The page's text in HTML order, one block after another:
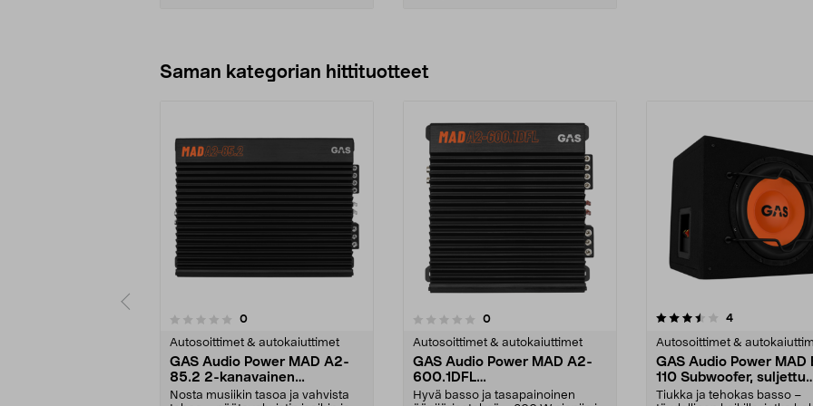
Saman kategorian hittituotteet
0arvostelut
Autosoittimet & autokaiuttimet
GAS Audio Power MAD A2-
85.2 2-kanavainen
päätevahvistin, 2 x 85 W
Nosta musiikin tasoa ja vahvista
0.0 viidestä
0arvostelut
Autosoittimet & autokaiuttimet
GAS Audio Power MAD A2-
600.1DFL
Monopäätevahvistin, 600W
Hyvä basso ja tasapainoinen
3.5 viidestä
4arvostelut
Autosoittimet &
GAS Audio Power MAD
110 Subwoofer, suljettu
kotelo, 10 tuumaa, 250
Tiukka ja tehokas basso –
4.0 viidestä